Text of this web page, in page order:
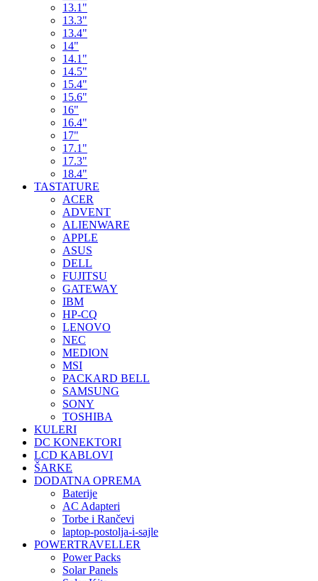
13.1"
13.3"
13.4"
14"
14.1"
14.5"
15.4"
15.6"
16"
16.4"
17"
17.1"
17.3"
18.4"
TASTATURE
ACER
ADVENT
ALIENWARE
APPLE
ASUS
DELL
FUJITSU
GATEWAY
IBM
HP-CQ
LENOVO
NEC
MEDION
MSI
PACKARD BELL
SAMSUNG
SONY
TOSHIBA
KULERI
DC KONEKTORI
LCD KABLOVI
ŠARKE
DODATNA OPREMA
Baterije
AC Adapteri
Torbe i Rančevi
laptop-postolja-i-sajle
POWERTRAVELLER
Power Packs
Solar Panels